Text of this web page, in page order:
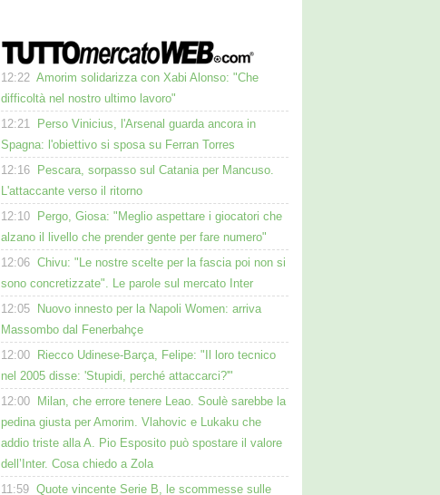
12:22 Amorim solidarizza con Xabi Alonso: "Che
difficoltà nel nostro ultimo lavoro"
12:21
Perso Vinicius, l'Arsenal guarda ancora in
Spagna: l'obiettivo si sposa su Ferran Torres
12:16
Pescara, sorpasso sul Catania per Mancuso.
L'attaccante verso il ritorno
12:10
Pergo, Giosa: "Meglio aspettare i giocatori che
alzano il livello che prender gente per fare numero"
12:06 Chivu: "Le nostre scelte per la fascia poi non si
sono concretizzate". Le parole sul mercato Inter
12:05
Nuovo innesto per la Napoli Women: arriva
Massombo dal Fenerbahçe
12:00
Riecco Udinese-Barça, Felipe: "Il loro tecnico
nel 2005 disse: 'Stupidi, perché attaccarci?'"
12:00
Milan, che errore tenere Leao. Soulè sarebbe la
pedina giusta per Amorim. Vlahovic e Lukaku che
addio triste alla A. Pio Esposito può spostare il valore
dell’Inter. Cosa chiedo a Zola
11:59 Quote vincente Serie B, le scommesse sulle